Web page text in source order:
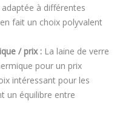
à différentes
fait un choix polyvalent
/ prix : La laine de verre
pour un prix
intéressant pour les
un équilibre entre